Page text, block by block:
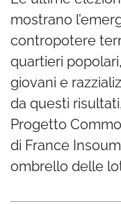
mostrano
contropotere
quartieri
giovani e
da questi
Progetto
di France
ombrello delle